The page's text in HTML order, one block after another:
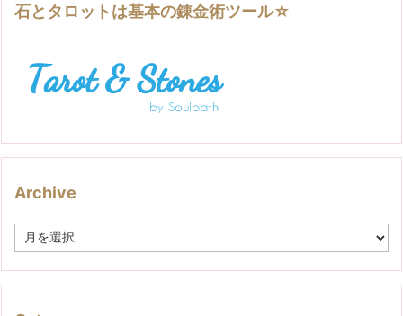
石とタロットは基本の錬金術ツール☆
Archive
h